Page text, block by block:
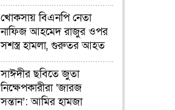
খোকসায় বিএনপি নেতা
নাফিজ আহমেদ রাজুর ওপর
সশস্ত্র হামলা, গুরুতর আহত
সাঈদীর ছবিতে জুতা
নিক্ষেপকারীরা ‘জারজ
সন্তান’: আমির হামজা